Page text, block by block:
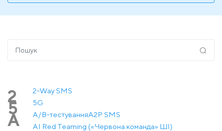
2 2-Way SMS
5 5G
A A/B-тестуванняA2P SMS
AI Red Teaming («Червона команда» ШІ)